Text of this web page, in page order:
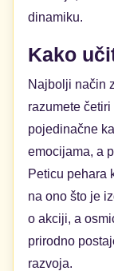
dinamiku.
Kako
Najbolji način
razumete
pojedinačne
emocijama, a
Peticu pehara
na ono što je
o akciji, a
prirodno
razvoja.